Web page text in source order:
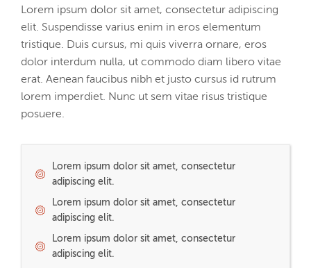
Lorem ipsum dolor sit amet, consectetur adipiscing
elit. Suspendisse varius enim in eros elementum
tristique. Duis cursus, mi quis viverra ornare, eros
dolor interdum nulla, ut commodo diam libero vitae
erat. Aenean faucibus nibh et justo cursus id rutrum
lorem imperdiet. Nunc ut sem vitae risus tristique
posuere.
Lorem ipsum dolor sit amet, consectetur
adipiscing elit.
Lorem ipsum dolor sit amet, consectetur
adipiscing elit.
Lorem ipsum dolor sit amet, consectetur
adipiscing elit.